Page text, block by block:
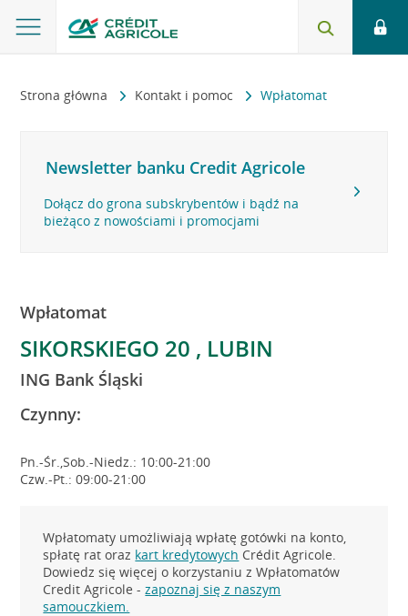
Strona główna Kontakt i pomoc Wpłatomat
Newsletter banku Credit Agricole
Dołącz do grona subskrybentów i bądź na
bieżąco z nowościami i promocjami
Wpłatomat
SIKORSKIEGO 20 , LUBIN
ING Bank Śląski
Czynny:
Pn.-Śr.,Sob.-Niedz.: 10:00-21:00
Czw.-Pt.: 09:00-21:00
Wpłatomaty umożliwiają wpłatę gotówki na konto,
spłatę rat oraz kart kredytowych Crédit Agricole.
Dowiedz się więcej o korzystaniu z Wpłatomatów
Credit Agricole -zapoznaj się z naszym
samouczkiem.